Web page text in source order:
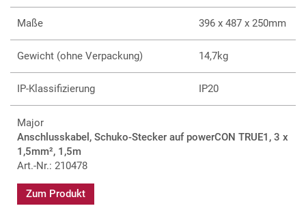
Maße 396 x 487 x 250mm
Gewicht (ohne Verpackung) 14,7kg
IP-Klassifizierung IP20
Major
Anschlusskabel, Schuko-Stecker auf powerCON TRUE1, 3 x
1,5mm², 1,5m
Art.-Nr.: 210478
Zum Produkt